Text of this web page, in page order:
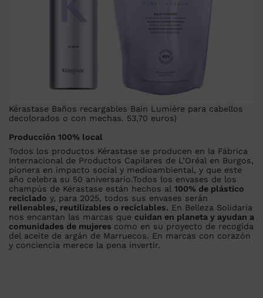
Kérastase Baños recargables Bain Lumière para cabellos
decolorados o con mechas. 53,70 euros)
Producción 100% local
Todos los productos Kérastase se producen en la Fábrica
Internacional de Productos Capilares de L’Oréal en Burgos,
pionera en impacto social y medioambiental, y que este
año celebra su 50 aniversario.Todos los envases de los
champús de Kérastase están hechos al 100% de plástico
reciclado y, para 2025, todos sus envases serán
rellenables, reutilizables o reciclables. En Belleza Solidaria
nos encantan las marcas que cuidan en planeta y ayudan a
comunidades de mujeres como en su proyecto de recogida
del aceite de argán de Marruecos. En marcas con corazón
y conciencia merece la pena invertir.